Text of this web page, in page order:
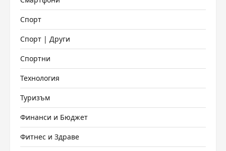
Спорт
Спорт | Други
Спортни
Технология
Туризъм
Финанси и Бюджет
Фитнес и Здраве